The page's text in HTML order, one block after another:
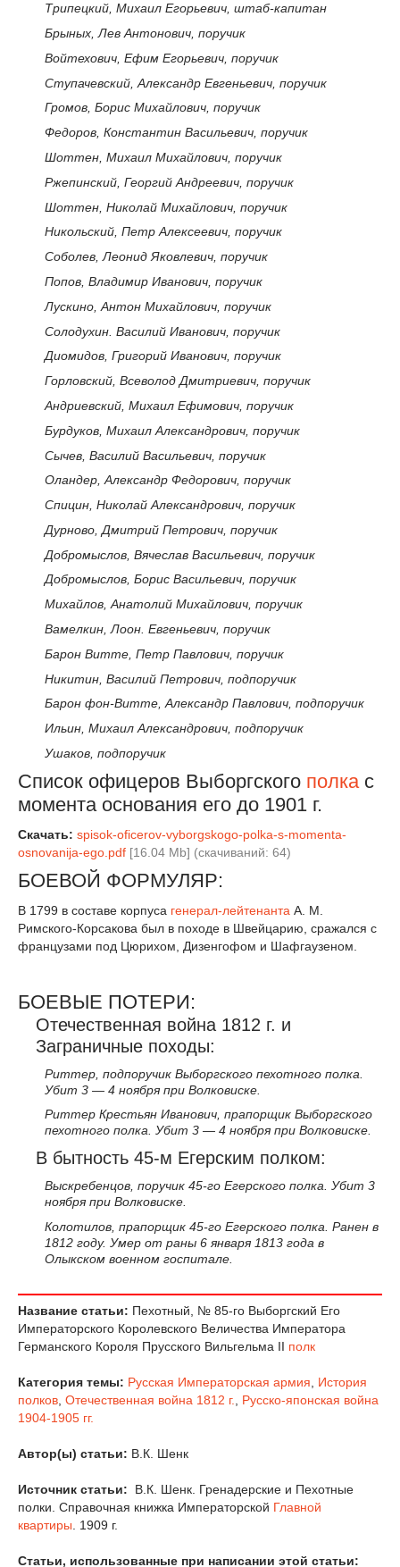
Трипецкий, Михаил Егорьевич, штаб-капитан
Брыных, Лев Антонович, поручик
Войтехович, Ефим Егорьевич, поручик
Ступачевский, Александр Евгеньевич, поручик
Громов, Борис Михайлович, поручик
Федоров, Константин Васильевич, поручик
Шоттен, Михаил Михайлович, поручик
Ржепинский, Георгий Андреевич, поручик
Шоттен, Николай Михайлович, поручик
Никольский, Петр Алексеевич, поручик
Соболев, Леонид Яковлевич, поручик
Попов, Владимир Иванович, поручик
Лускино, Антон Михайлович, поручик
Солодухин. Василий Иванович, поручик
Диомидов, Григорий Иванович, поручик
Горловский, Всеволод Дмитриевич, поручик
Андриевский, Михаил Ефимович, поручик
Бурдуков, Михаил Александрович, поручик
Сычев, Василий Васильевич, поручик
Оландер, Александр Федорович, поручик
Спицин, Николай Александрович, поручик
Дурново, Дмитрий Петрович, поручик
Добромыслов, Вячеслав Васильевич, поручик
Добромыслов, Борис Васильевич, поручик
Михайлов, Анатолий Михайлович, поручик
Вамелкин, Лоон. Евгеньевич, поручик
Барон Витте, Петр Павлович, поручик
Никитин, Василий Петрович, подпоручик
Барон фон-Витте, Александр Павлович, подпоручик
Ильин, Михаил Александрович, подпоручик
Ушаков, подпоручик
Список офицеров Выборгского полка с
момента основания его до 1901 г.
Скачать: spisok-oficerov-vyborgskogo-polka-s-momenta-
osnovanija-ego.pdf [16.04 Mb] (cкачиваний: 64)
БОЕВОЙ ФОРМУЛЯР:
В 1799 в составе корпуса генерал-лейтенанта А. М.
Римского-Корсакова был в походе в Швейцарию, сражался с
французами под Цюрихом, Дизенгофом и Шафгаузеном.
БОЕВЫЕ ПОТЕРИ:
Отечественная война 1812 г. и
Заграничные походы:
Риттер, подпоручик Выборгского пехотного полка.
Убит 3 — 4 ноября при Волковиске.
Риттер Крестьян Иванович, прапорщик Выборгского
пехотного полка. Убит 3 — 4 ноября при Волковиске.
В бытность 45-м Егерским полком:
Выскребенцов, поручик 45-го Егерского полка. Убит 3
ноября при Волковиске.
Колотилов, прапорщик 45-го Егерского полка. Ранен в
1812 году. Умер от раны 6 января 1813 года в
Олыкском военном госпитале.
Название статьи: Пехотный, № 85-го Выборгский Его
Императорского Королевского Величества Императора
Германского Короля Прусского Вильгельма II полк
Категория темы: Русская Императорская армия
История
полков Отечественная война 1812 г.
Русско-японская война
1904-1905 гг.
Автор(ы) статьи: В.К. Шенк
Источник статьи:
В.К. Шенк. Гренадерские и Пехотные
полки. Справочная книжка Императорской Главной
квартиры . 1909 г.
Статьи, использованные при написании этой статьи: